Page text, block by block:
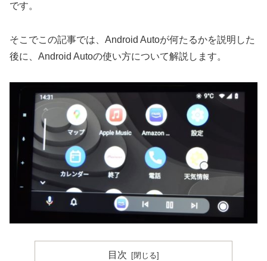
です。
そこでこの記事では、Android Autoが何たるかを説明した
後に、Android Autoの使い方について解説します。
目次